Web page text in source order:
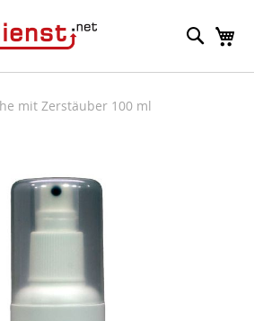
Suche
mit Zerstäuber 100 ml